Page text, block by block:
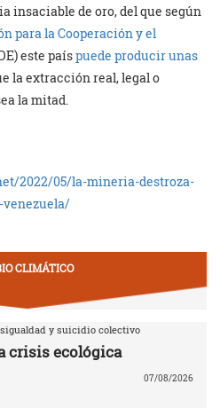
insaciable de oro, del que según
para la Cooperación y el
este paíspuede producir unas
la extracción real, legal o
la mitad.
2022/05/la-mineria-destroza-
venezuela/
CLIMÁTICO
y suicidio colectivo
crisis ecológica
07/08/2026